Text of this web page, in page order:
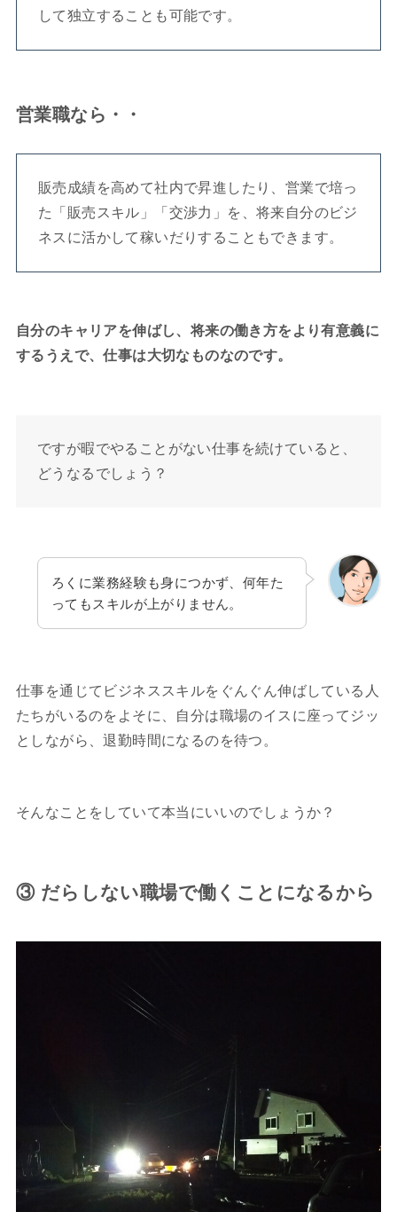
して独立することも可能です。
営業職なら・・
販売成績を高めて社内で昇進したり、営業で培っ
た「販売スキル」「交渉力」を、将来自分のビジ
ネスに活かして稼いだりすることもできます。
自分のキャリアを伸ばし、将来の働き方をより有意義に
するうえで、仕事は大切なものなのです。
ですが暇でやることがない仕事を続けていると、
どうなるでしょう？
ろくに業務経験も身につかず、何年た
ってもスキルが上がりません。
仕事を通じてビジネススキルをぐんぐん伸ばしている人
たちがいるのをよそに、自分は職場のイスに座ってジッ
としながら、退勤時間になるのを待つ。
そんなことをしていて本当にいいのでしょうか？
③ だらしない職場で働くことになるから